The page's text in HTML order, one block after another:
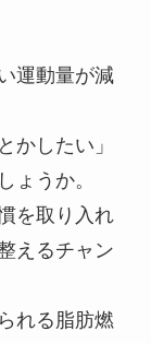
運動量が減
かしたい」
ょうか。
を取り入れ
えるチャン
れる脂肪燃